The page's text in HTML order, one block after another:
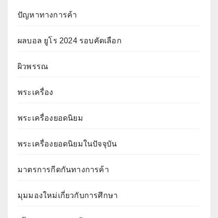
ปัญหาทางการค้า
ผลบอล ยูโร 2024 รอบคัดเลือก
ผิวพรรณ
พระเครื่อง
พระเครื่องยอดนิยม
พระเครื่องยอดนิยมในปัจจุบัน
มาตรการกีดกันทางการค้า
มุมมองใหม่เกี่ยวกับการศึกษา